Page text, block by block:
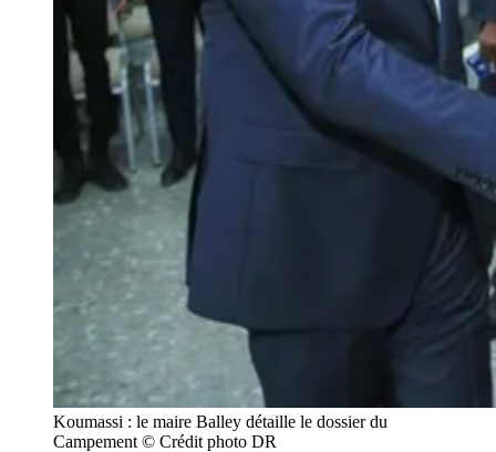
Koumassi : le maire Balley détaille le dossier du
Campement © Crédit photo DR